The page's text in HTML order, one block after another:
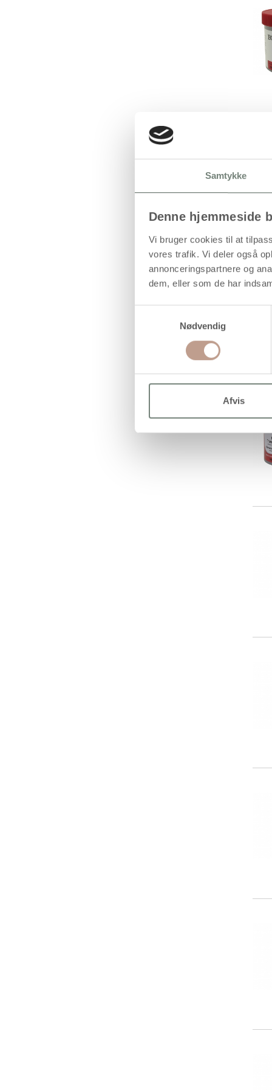
Samtykke
Denne hjemmeside
Vi bruger cookies til at
vores trafik. Vi deler også
annonceringspartnere og
dem, eller som de har
Nødvendig
Afvis